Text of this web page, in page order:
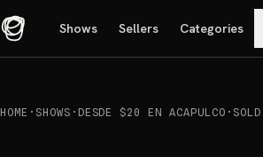
Shows Sellers Categories
HOME · SHOWS · DESDE $20 EN ACAPULCO · SOLD